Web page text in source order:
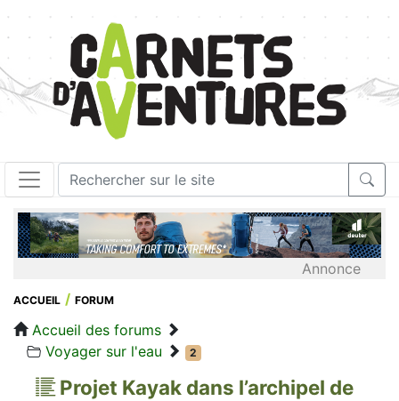
Annonce
ACCUEIL FORUM
Accueil des forums
Voyager sur l'eau
2
Projet Kayak dans l’archipel de